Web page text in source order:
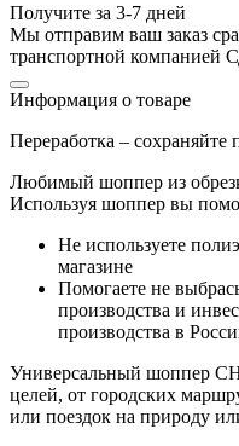
Получите за 3-7 дней
Мы отправим ваш заказ
транспортной компанией
Информация о товаре
Переработка –
Любимый шоппер из
Используя шоппер вы
Не используете
магазине
Помогаете не
производства и
производства в
Универсальный шоппер
целей, от городских
или поездок на природу